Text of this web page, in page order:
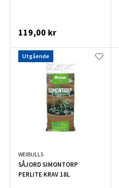
119,00 kr
Utgående
WEIBULLS
SÅJORD SIMONTORP
PERLITE KRAV 18L